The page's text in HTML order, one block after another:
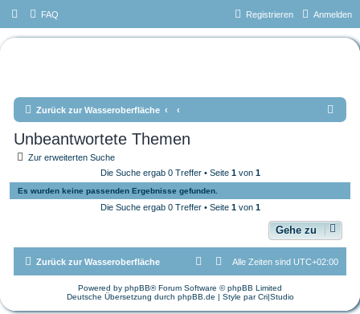
FAQ Anmelden
Registrieren
Zurück zur Wasseroberfläche
Unbeantwortete Themen
Zur erweiterten Suche
Die Suche ergab 0 Treffer • Seite 1von 1
Es wurden keine passenden Ergebnisse gefunden.
Die Suche ergab 0 Treffer • Seite 1von 1
Gehe zu
Zurück zur Wasseroberfläche Alle Zeiten sind UTC+02:00
Powered by phpBB® Forum Software © phpBB Limited
Deutsche Übersetzung durch phpBB.de | Style parCri|Studio